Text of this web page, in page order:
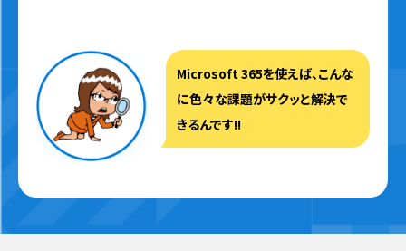
Microsoft 365を使えば、こんな
に色々な課題がサクッと解決で
きるんです!!